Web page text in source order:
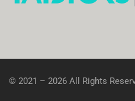
© 2021 – 2026 All Rights